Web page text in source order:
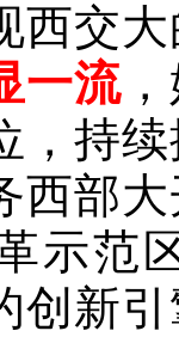
西交
一流
，持
西部
示范
创新